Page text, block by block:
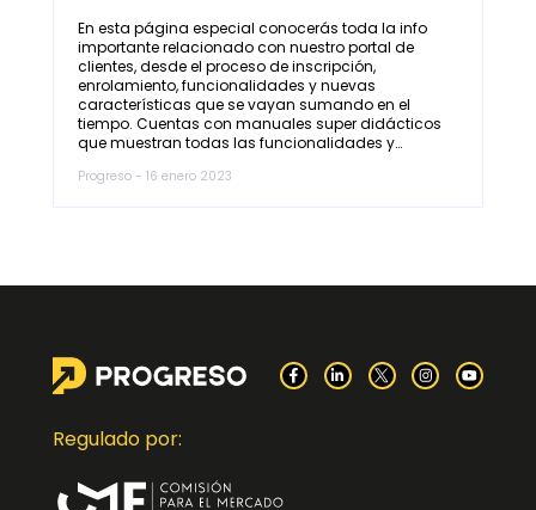
En esta página especial conocerás toda la info
importante relacionado con nuestro portal de
clientes, desde el proceso de inscripción,
enrolamiento, funcionalidades y nuevas
características que se vayan sumando en el
tiempo. Cuentas con manuales super didácticos
que muestran todas las funcionalidades y…
Progreso - 16 enero 2023
Regulado por: